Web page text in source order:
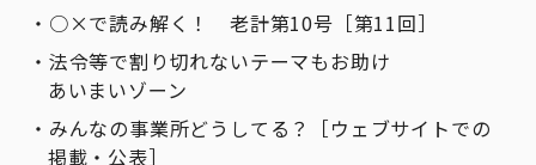
○×で読み解く！ 老計第10号［第11回］
法令等で割り切れないテーマもお助け
あいまいゾーン
みんなの事業所どうしてる？［ウェブサイトでの
掲載・公表］